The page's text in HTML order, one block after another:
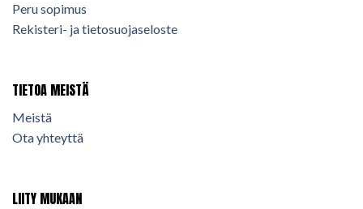
Peru sopimus
Rekisteri- ja tietosuojaseloste
TIETOA MEISTÄ
Meistä
Ota yhteyttä
LIITY MUKAAN